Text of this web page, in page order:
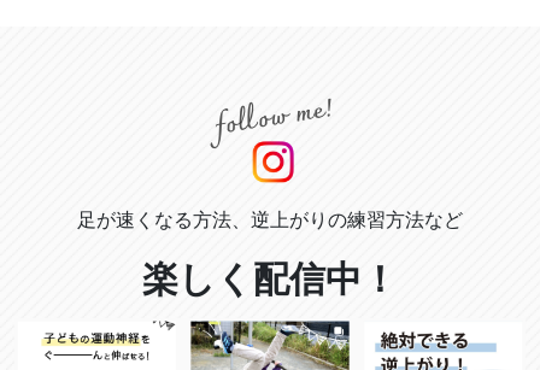
足が速くなる方法、逆上がりの練習方法など
楽しく配信中！